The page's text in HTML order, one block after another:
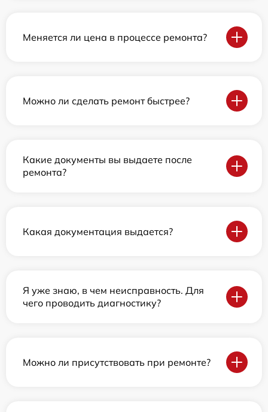
Меняется ли цена в процессе ремонта?
Можно ли сделать ремонт быстрее?
Какие документы вы выдаете после
ремонта?
Какая документация выдается?
Я уже знаю, в чем неисправность. Для
чего проводить диагностику?
Можно ли присутствовать при ремонте?